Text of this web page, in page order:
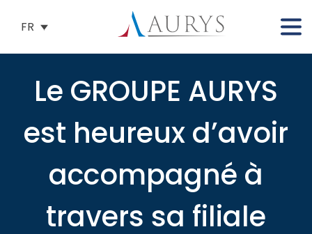
FR
Le GROUPE AURYS
est heureux d’avoir
accompagné à
travers sa filiale